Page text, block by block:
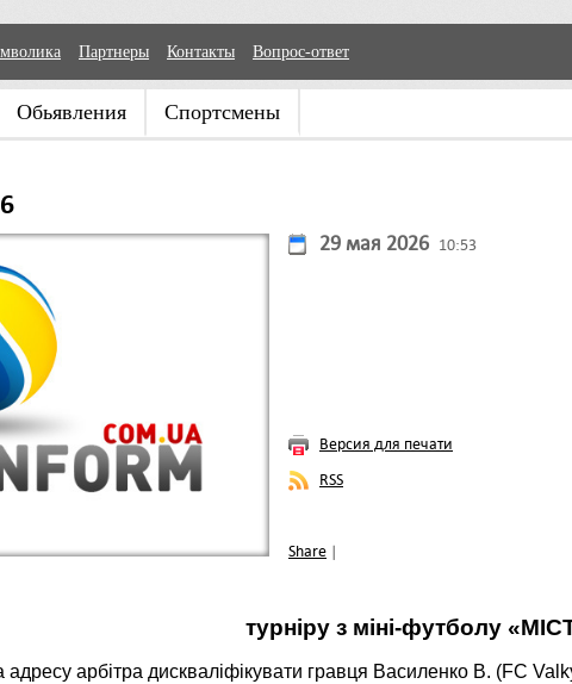
Партнеры Контакты Вопрос-ответ
Обьявления Спортсмены
29 мая 2026 10:53
Версия для печати
RSS
Share |
турніру з міні-футболу
адресу арбітра дискваліфікувати гравця Василенко В. (FC